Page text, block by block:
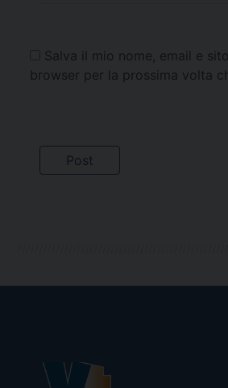
Salva il mio nome, email e
browser per la prossima volta